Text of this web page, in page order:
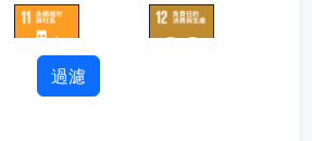
過濾